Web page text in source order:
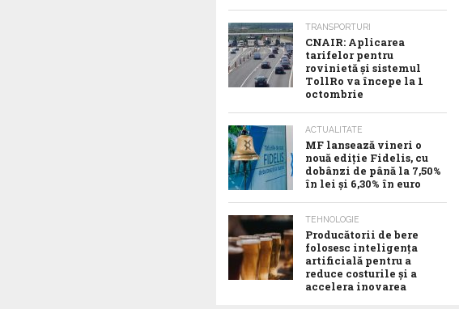
TRANSPORTURI
CNAIR: Aplicarea
tarifelor pentru
rovinietă și sistemul
TollRo va începe la 1
octombrie
ACTUALITATE
MF lansează vineri o
nouă ediție Fidelis, cu
dobânzi de până la 7,50%
în lei și 6,30% în euro
TEHNOLOGIE
Producătorii de bere
folosesc inteligența
artificială pentru a
reduce costurile și a
accelera inovarea